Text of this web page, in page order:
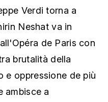
Verdi torna a
Neshat va in
de Paris con
brutalità della
e oppressione de più
ambisce a